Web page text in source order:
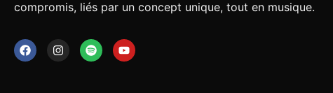
compromis, liés par un concept unique, tout en musique.